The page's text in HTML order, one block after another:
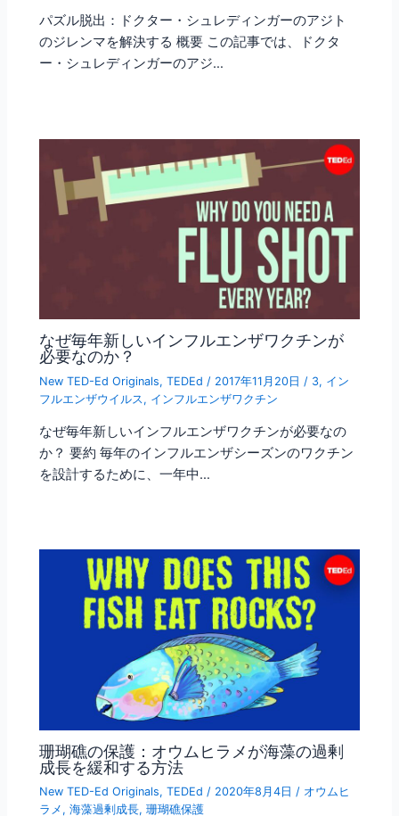
パズル脱出：ドクター・シュレディンガーのアジト
のジレンマを解決する 概要 この記事では、ドクタ
ー・シュレディンガーのアジ…
なぜ毎年新しいインフルエンザワクチンが
必要なのか？
New TED-Ed Originals,TEDEd / 2017年11月20日 / 3, イン
フルエンザウイルス , インフルエンザワクチン
なぜ毎年新しいインフルエンザワクチンが必要なの
か？ 要約 毎年のインフルエンザシーズンのワクチン
を設計するために、一年中…
珊瑚礁の保護：オウムヒラメが海藻の過剰
成長を緩和する方法
New TED-Ed Originals,TEDEd / 2020年8月4日/ オウムヒ
ラメ ,海藻過剰成長,珊瑚礁保護